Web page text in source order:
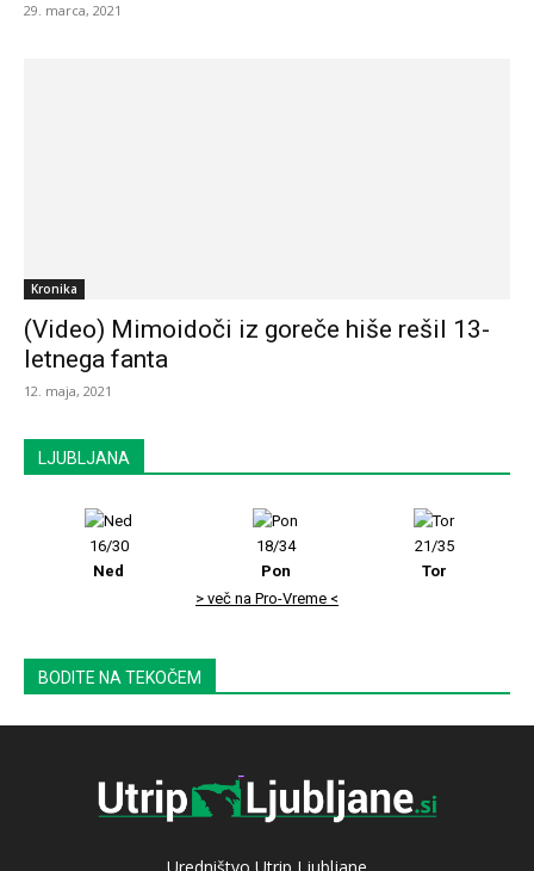
29. marca, 2021
Kronika
(Video) Mimoidoči iz goreče hiše rešil 13-
letnega fanta
12. maja, 2021
LJUBLJANA
16/30
Ned
18/34
Pon
21/35
Tor
> več na Pro-Vreme <
BODITE NA TEKOČEM
Uredništvo Utrip Ljubljane